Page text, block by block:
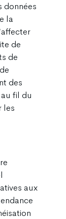
données
la
de
de
des
fil du
les
aux